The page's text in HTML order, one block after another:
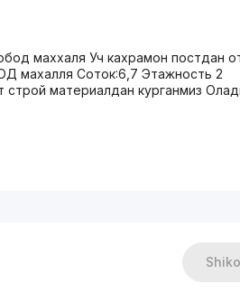
маххаля Уч кахрамон постдан
махалля Соток:6,7 Этажность 2
материалдан курганмиз